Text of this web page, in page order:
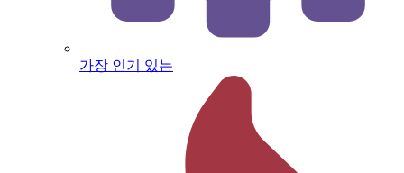
가장 인기 있는